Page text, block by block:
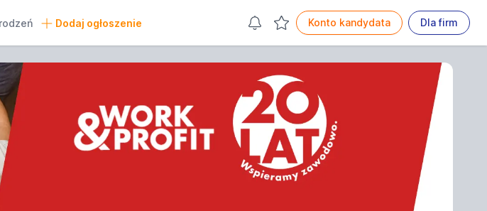
Dodaj ogłoszenie Konto kandydata Dla firm